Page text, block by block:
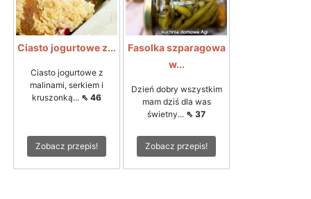
Ciasto jogurtowe z...
Ciasto jogurtowe z
malinami, serkiem i
kruszonką... ⇖ 46
Zobacz przepis!
Fasolka szparagowa
w...
Dzień dobry wszystkim
mam dziś dla was
świetny... ⇖ 37
Zobacz przepis!